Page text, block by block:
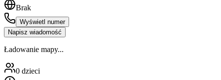
Brak
Wyświetl numer
Napisz wiadomość
Ładowanie mapy...
0 dzieci